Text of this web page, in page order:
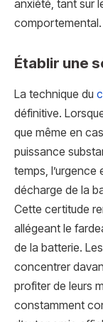
anxiété, tant sur
comportemental.
Établir une
La technique du
définitive.
que même en
puissance
temps,
décharge de la
Cette certitude
allégeant le
de la batterie.
concentrer
profiter de leurs
constamment